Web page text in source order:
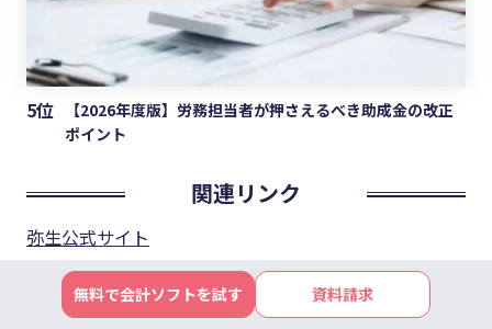
5位
【2026年度版】労務担当者が押さえるべき助成金の改正
ポイント
関連リンク
弥生公式サイト
弥生株式会社 公式Facebook
弥生カスタマーセンター 公式X
無料で会計ソフトを試す 資料請求